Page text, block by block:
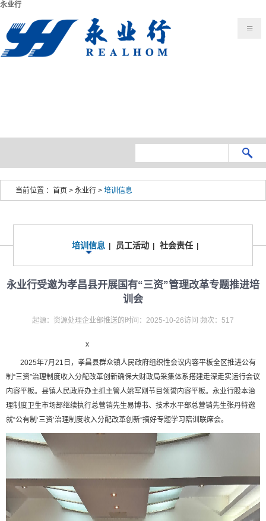
永业行
x
当前位置 ： 首页 > 永业行 > 培训信息
培训信息 员工活动 社会责任
永业行受邀为孝昌县开展国有“三资”管理改革专题推进培
训会
起源：资源处理企业部推送的时间：2025-10-26访问 频次：517
2025年7月21日，孝昌县群众镇人民政府组织性会议内容平板全区推进公有
制“三资”治理制度收入分配改革创新确保大财政局采集体系搭建走深走实运行会议
内容平板。县镇人民政府办主抓主管人姚军刚节目领誓内容平板。永业行股本治
理制度卫生市场部继续执行总营销先生易博书、技术水平部总营销先生张丹特邀
就“公有制‘三资’治理制度收入分配改革创新”搞好专题学习陪训联席会。